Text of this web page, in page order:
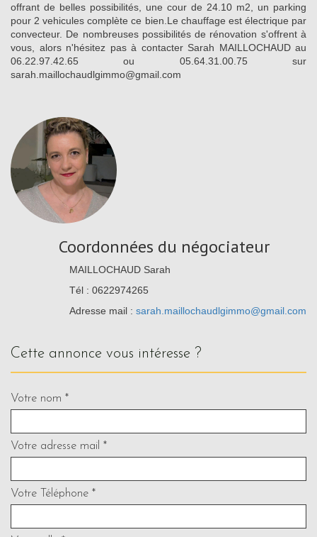
offrant de belles possibilités, une cour de 24.10 m2, un parking
pour 2 vehicules complète ce bien.Le chauffage est électrique par
convecteur. De nombreuses possibilités de rénovation s'offrent à
vous, alors n'hésitez pas à contacter Sarah MAILLOCHAUD au
06.22.97.42.65 ou 05.64.31.00.75 sur
sarah.maillochaudlgimmo@gmail.com
Coordonnées du négociateur
MAILLOCHAUD Sarah
Tél : 0622974265
Adresse mail : sarah.maillochaudlgimmo@gmail.com
cette annonce vous intéresse ?
Votre nom *
Votre adresse mail *
Votre Téléphone *